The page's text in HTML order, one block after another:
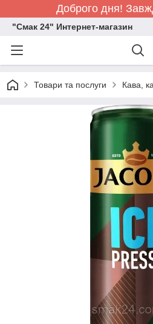
Доброго дня!
"Смак 24" Интернет-магазин
Товари та послуги Кава,